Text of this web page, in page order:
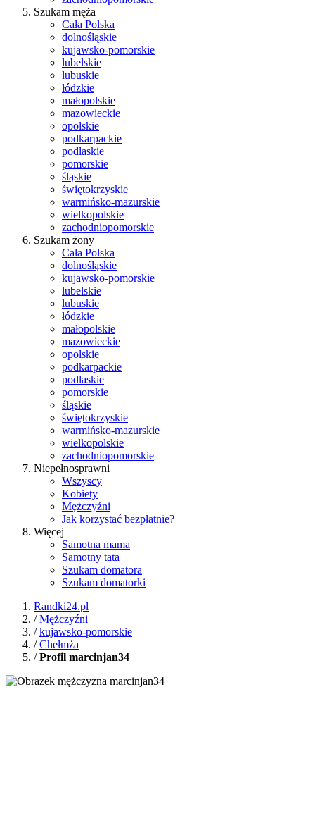
Szukam męża
Cała Polska
dolnośląskie
kujawsko-pomorskie
lubelskie
lubuskie
łódzkie
małopolskie
mazowieckie
opolskie
podkarpackie
podlaskie
pomorskie
śląskie
świętokrzyskie
warmińsko-mazurskie
wielkopolskie
zachodniopomorskie
Szukam żony
Cała Polska
dolnośląskie
kujawsko-pomorskie
lubelskie
lubuskie
łódzkie
małopolskie
mazowieckie
opolskie
podkarpackie
podlaskie
pomorskie
śląskie
świętokrzyskie
warmińsko-mazurskie
wielkopolskie
zachodniopomorskie
Niepełnosprawni
Wszyscy
Kobiety
Mężczyźni
Jak korzystać bezpłatnie?
Więcej
Samotna mama
Samotny tata
Szukam domatora
Szukam domatorki
Randki24.pl
/Mężczyźni
/kujawsko-pomorskie
/Chełmża
/Profil marcinjan34